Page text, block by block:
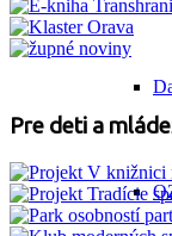
Pre deti a